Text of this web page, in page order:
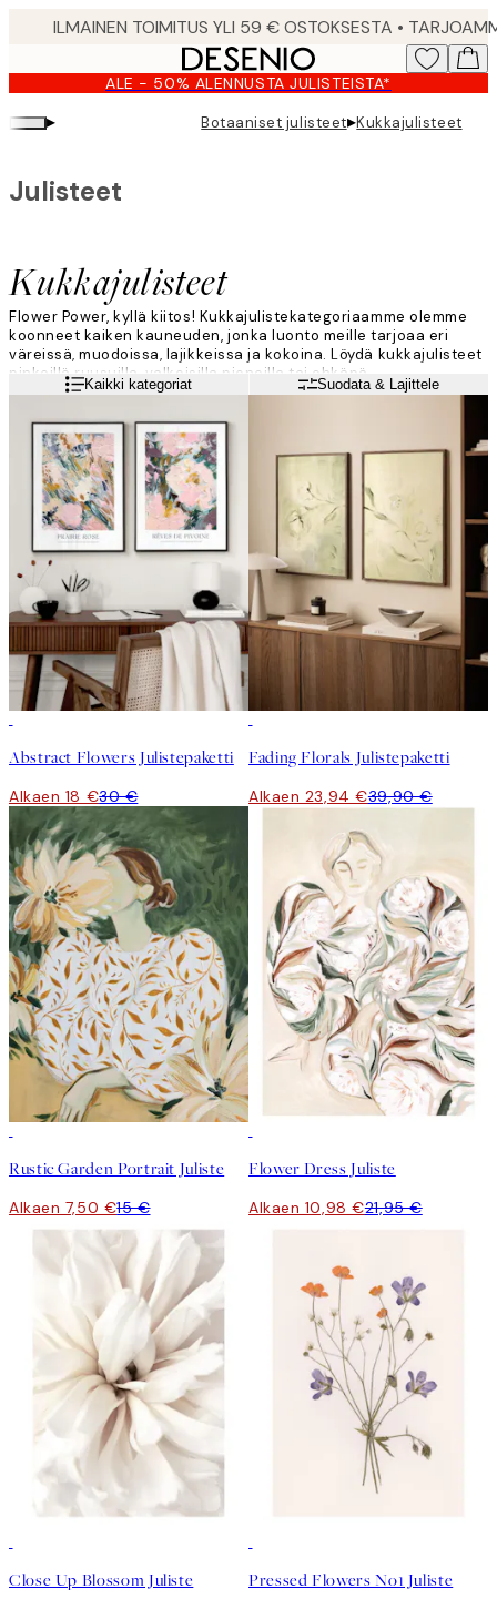
content.
ALE - 50% ALENNUSTA JULISTEISTA*
▸ Botaaniset julisteet▸Kukkajulisteet
Kukkajulisteet
Julisteet
Flower Power, kyllä kiitos! Kukkajulistekategoriaamme olemme
koonneet kaiken kauneuden, jonka luonto meille tarjoaa eri
väreissä, muodoissa, lajikkeissa ja kokoina. Löydä kukkajulisteet
pinkeillä ruusuilla, valkoisilla pioneilla tai ehkäpä
mustavalkoisena kimppuna? Sinä päätät, mitkä kukkajulisteet
Lue lisää Kaikki kategoriat Suodata & Lajittele
Abstract Flowers Julistepaketti
Alkaen 18 €30 €
Fading Florals Julistepaketti
Alkaen 23,94 €39,90 €
Rustic Garden Portrait Juliste
Alkaen 7,50 €15 €
Flower Dress Juliste
Alkaen 10,98 €21,95 €
Close Up Blossom Juliste Pressed Flowers No1 Juliste